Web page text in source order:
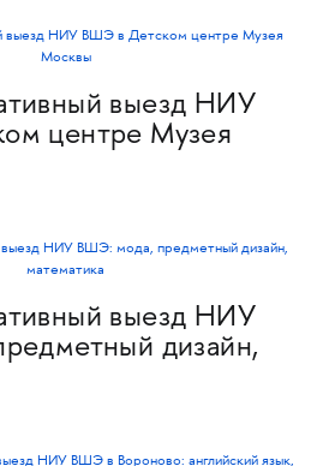
выезд НИУ
центре Музея
выезд НИУ
дизайн,